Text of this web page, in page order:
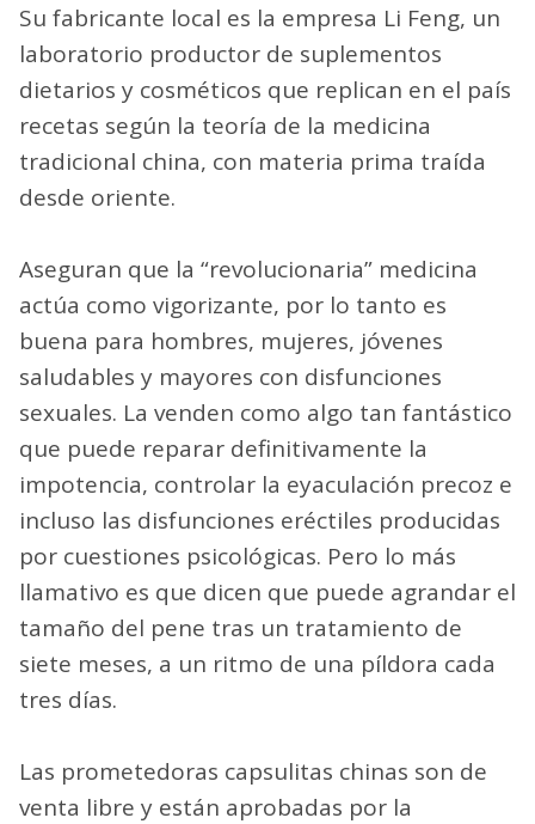
Su fabricante local es la empresa Li Feng, un
laboratorio productor de suplementos
dietarios y cosméticos que replican en el país
recetas según la teoría de la medicina
tradicional china, con materia prima traída
desde oriente.
Aseguran que la “revolucionaria” medicina
actúa como vigorizante, por lo tanto es
buena para hombres, mujeres, jóvenes
saludables y mayores con disfunciones
sexuales. La venden como algo tan fantástico
que puede reparar definitivamente la
impotencia, controlar la eyaculación precoz e
incluso las disfunciones eréctiles producidas
por cuestiones psicológicas. Pero lo más
llamativo es que dicen que puede agrandar el
tamaño del pene tras un tratamiento de
siete meses, a un ritmo de una píldora cada
tres días.
Las prometedoras capsulitas chinas son de
venta libre y están aprobadas por la